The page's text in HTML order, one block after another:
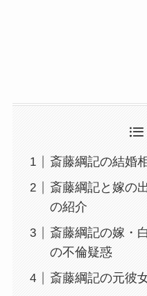
斎藤綱記の結婚
斎藤綱記と嫁の
の紹介
斎藤綱記の嫁・
の不倫疑惑
斎藤綱記の元彼